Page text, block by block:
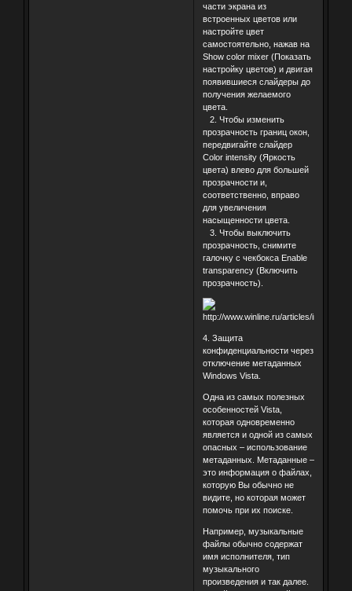
части экрана из
встроенных цветов или
настройте цвет
самостоятельно, нажав на
Show color mixer (Показать
настройку цветов) и двигая
появившиеся слайдеры до
получения желаемого
цвета.
2. Чтобы изменить
прозрачность границ окон,
передвигайте слайдер
Color intensity (Яркость
цвета) влево для большей
прозрачности и,
соответственно, вправо
для увеличения
насыщенности цвета.
3. Чтобы выключить
прозрачность, снимите
галочку с чекбокса Enable
transparency (Включить
прозрачность).
4. Защита
конфиденциальности через
отключение метаданных
Windows Vista.
Одна из самых полезных
особенностей Vista,
которая одновременно
является и одной из самых
опасных – использование
метаданных. Метаданные –
это информация о файлах,
которую Вы обычно не
видите, но которая может
помочь при их поиске.
Например, музыкальные
файлы обычно содержат
имя исполнителя, тип
музыкального
произведения и так далее.